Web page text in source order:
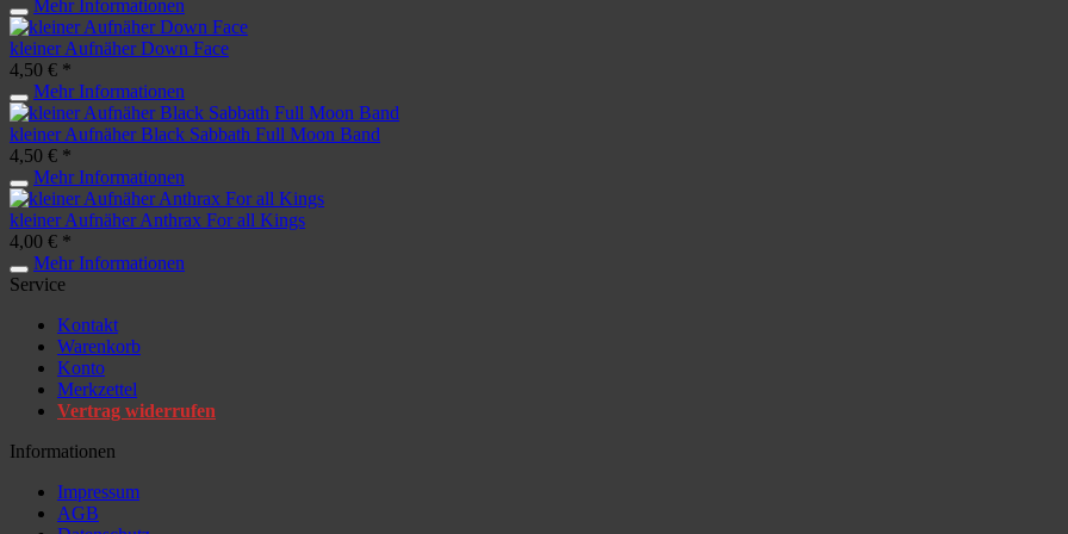
Mehr Informationen
kleiner Aufnäher Down Face
4,50 € *
Mehr Informationen
kleiner Aufnäher Black Sabbath Full Moon Band
4,50 € *
Mehr Informationen
kleiner Aufnäher Anthrax For all Kings
4,00 € *
Mehr Informationen
Service
Kontakt
Warenkorb
Konto
Merkzettel
Vertrag widerrufen
Informationen
Impressum
AGB